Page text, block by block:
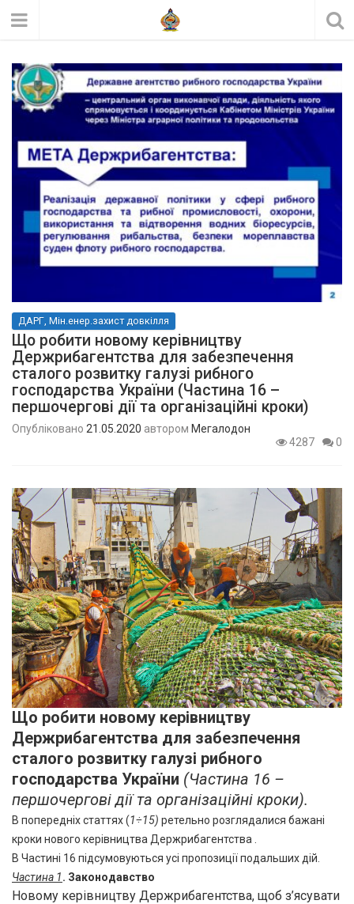
ДАРГ, Мін.енер.захист довкілля
Що робити новому керівництву
Держрибагентства для забезпечення
сталого розвитку галузі рибного
господарства України (Частина 16 –
першочергові дії та організаційні кроки)
Опубліковано 21.05.2020 автором Мегалодон
4287
0
Що робити новому керівництву
Держрибагентства для забезпечення
сталого розвитку галузі рибного
господарства України (Частина 16 –
першочергові дії та організаційні кроки).
В попередніх статтях (1÷15) ретельно розглядалися бажані
кроки нового керівництва Держрибагентства .
В Частині 16 підсумовуються усі пропозиції подальших дій.
Частина 1. Законодавство
Новому керівництву Держрибагентства, щоб з’ясувати